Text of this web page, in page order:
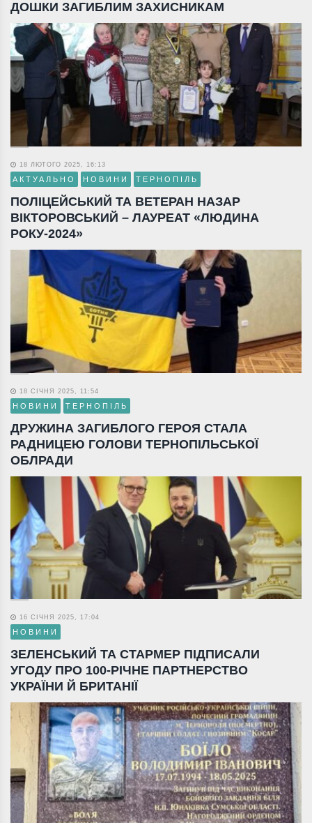
ДОШКИ ЗАГИБЛИМ ЗАХИСНИКАМ
18 ЛЮТОГО 2025, 16:13
АКТУАЛЬНО НОВИНИ ТЕРНОПІЛЬ
ПОЛІЦЕЙСЬКИЙ ТА ВЕТЕРАН НАЗАР
ВІКТОРОВСЬКИЙ – ЛАУРЕАТ «ЛЮДИНА
РОКУ-2024»
18 СІЧНЯ 2025, 11:54
НОВИНИ ТЕРНОПІЛЬ
ДРУЖИНА ЗАГИБЛОГО ГЕРОЯ СТАЛА
РАДНИЦЕЮ ГОЛОВИ ТЕРНОПІЛЬСЬКОЇ
ОБЛРАДИ
16 СІЧНЯ 2025, 17:04
НОВИНИ
ЗЕЛЕНСЬКИЙ ТА СТАРМЕР ПІДПИСАЛИ
УГОДУ ПРО 100-РІЧНЕ ПАРТНЕРСТВО
УКРАЇНИ Й БРИТАНІЇ